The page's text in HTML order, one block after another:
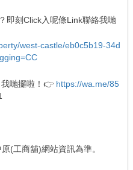
即刻Click入呢條Link聯絡我哋
west-castle/eb0c5b19-34d
哋攞啦！👉 https://wa.me/85
(工商舖)網站資訊為準。